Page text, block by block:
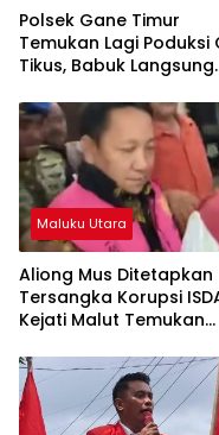
Polsek Gane Timur
Temukan Lagi Poduksi
Tikus, Babuk Langsung
Maluku Utara
Aliong Mus Ditetapkan
Tersangka Korupsi
Kejati Malut Temukan